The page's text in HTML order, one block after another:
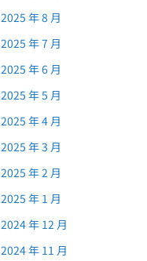
2025 年 8 月
2025 年 7 月
2025 年 6 月
2025 年 5 月
2025 年 4 月
2025 年 3 月
2025 年 2 月
2025 年 1 月
2024 年 12 月
2024 年 11 月